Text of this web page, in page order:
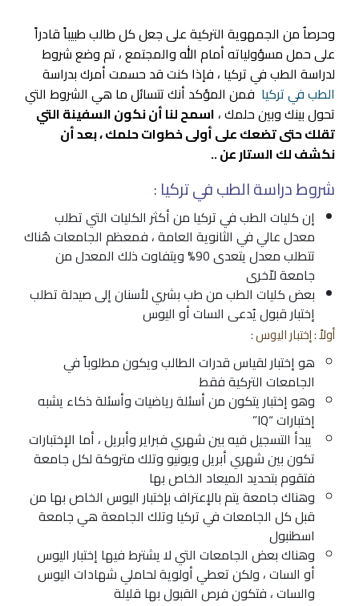
وحرصاُ من الجمهوية التركية على جعل كل طالب طبيباً قادراً
على حمل مسؤولياته أمام الله والمجتمع ، تم وضع شروط
لدراسة الطب في تركيا ، فإذا كنت قد حسمت أمرك بدراسة
الطب في تركيا فمن المؤكد أنك تتسائل ما هي الشروط التي
تحول بينك وبين حلمك ، اسمح لنا أن نكون السفينة التي
تقلك حتى تضعك على أولى خطوات حلمك ، بعد أن
نكشف لك الستار عن ..
شروط دراسة الطب في تركيا :
إن كليات الطب في تركيا من أكثر الكليات التي تطلب
معدل عالي في الثانوية العامة ، فمعظم الجامعات هُناك
تتطلب معدل يتعدى 90% ويتفاوت ذلك المعدل من
جامعة لاّخرى
بعض كليات الطب من طب بشري لأسنان إلى صيدلة تطلب
إختبار قبول يُدعى الساتأو اليوس
أولاً :إختبار اليوس:
هو إختبار لقياس قدرات الطالب ويكون مطلوباً في
الجامعات التركيةفقط
وهو إختبار يتكون من أسئلة رياضيات وأسئلة ذكاء يشبه
إختبارات “IQ”
يبدأ التسجيل فيه بين شهري فبراير وأبريل ، أما الإختبارات
تكون بين شهري أبريل ويونيو وتلك متروكة لكل جامعة
فتقوم بتحديد الميعاد الخاص بها
وهناك جامعة يتم بالإعتراف بإختبار اليوس الخاص بها من
قبل كل الجامعات في تركيا وتلك الجامعة هيجامعة
اسطنبول
وهناك بعض الجامعات التي لا يشترط فيها إختبار اليوس
أو السات ، ولكن تعطي أولوية لحاملي شهادات اليوس
والسات ، فتكون فرص القبول بها قليلة